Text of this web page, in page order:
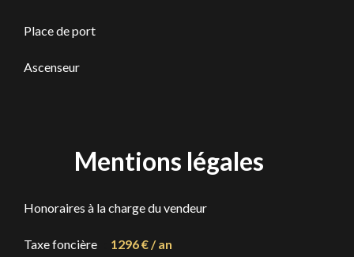
Place de port
Ascenseur
Mentions légales
Honoraires à la charge du vendeur
Taxe foncière 1296 € / an